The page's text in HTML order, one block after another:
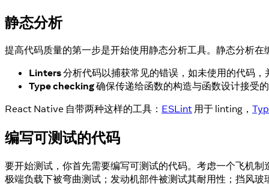
静态分析
提高代码质量的第一步是开始使用静态分析工具。静态分析
Linters分析代码以捕获常见的错误，如未使用的代码
Type checking确保传递给函数的构造与函数设计接受
React Native 自带两种这样的工具： ESLint 用于 linting，
编写可测试的代码
要开始测试，你首先需要编写可测试的代码。考虑一个飞机
极端负载下被弯曲测试；发动机部件被测试其耐用性；挡风玻